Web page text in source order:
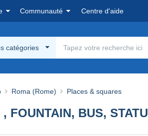
Communauté Centre d'aide
catégories
Roma (Rome) Places & squares
FOUNTAIN, BUS,